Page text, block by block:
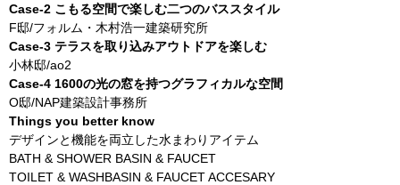
Case-2 こもる空間で楽しむ二つのバススタイル
F邸/フォルム・木村浩一建築研究所
Case-3 テラスを取り込みアウトドアを楽しむ
小林邸/ao2
Case-4 1600の光の窓を持つグラフィカルな空間
O邸/NAP建築設計事務所
Things you better know
デザインと機能を両立した水まわりアイテム
BATH & SHOWER BASIN & FAUCET
TOILET & WASHBASIN & FAUCET ACCESARY